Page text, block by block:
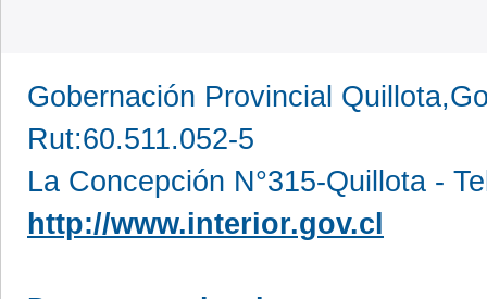
Gobernación Provincial
Rut:60.511.052-5
La Concepción N°315-Quillota -
http://www.interior.gov.cl